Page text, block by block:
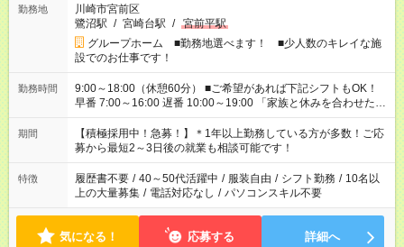
勤務地
川崎市宮前区
鷺沼駅 / 宮崎台駅 / 宮前平駅
グループホーム ■勤務地選べます！ ■少人数のキレイな施
設でのお仕事です！
勤務時間
9:00～18:00（休憩60分） ■ご希望があれば下記シフトもOK！
早番 7:00～16:00 遅番 10:00～19:00 「家族と休みを合わせた
い」 「余裕を持って夕飯の準備がしたい」 「できれば残業はし
たくない」 など、ご希望を教えてくださいね。 ※Wワーク希望
の方へ 今ご覧のお仕事で希望する勤務時間と、もう1つのお仕事
の勤務時間。 合計で週40時間を超える場合は応募できません。
期間
【積極採用中！急募！】＊1年以上勤務している方が多数！ご応
募から最短2～3日後の就業も相談可能です！
特徴 履歴書不要 / 40～50代活躍中 / 服装自由 / シフト勤務 / 10名以
上の大量募集 / 電話対応なし / パソコンスキル不要
気になる！ 応募する 詳細へ